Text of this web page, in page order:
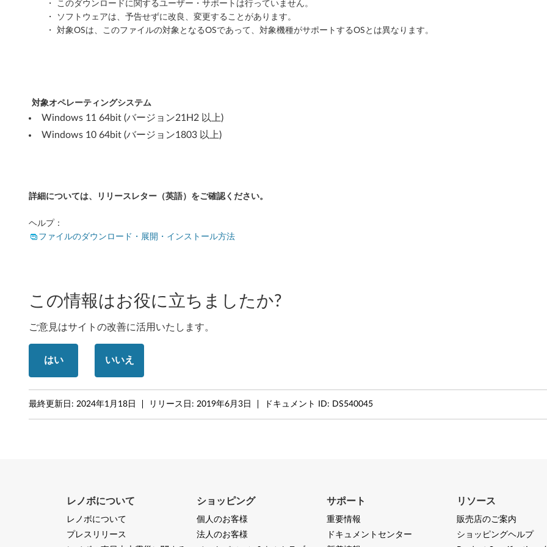
6
4
b
t
ー
ン
1
0
3
以
・ このダウンロードに関するユーザー・サポートは行っていません。
・ ソフトウェアは、予告せずに改良、変更することがあります。
・ 対象OSは、このファイルの対象となるOSであって、対象機種がサポートするOSとは異なります。
対象オペレーティングシステム
Windows 11 64bit (バージョン21H2 以上)
Windows 10 64bit (バージョン1803 以上)
詳細については、リリースレター（英語）をご確認ください。
ヘルプ：
ファイルのダウンロード・展開・インストール方法
この情報はお役に立ちましたか?
ご意見はサイトの改善に活用いたします。
はい いいえ
最終更新日: 2024年1月18日 リリース日: 2019年6月3日 ドキュメント ID: DS540045
レノボについて
レノボについて
プレスリリース
ショッピング
個人のお客様
法人のお客様
サポート
重要情報
ドキュメントセンター
リソース
販売店のご案内
ショッピングヘルプ